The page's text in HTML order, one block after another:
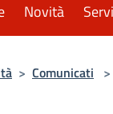
Novità
> Comunicati >